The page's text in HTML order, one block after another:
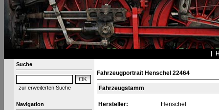
Suche
zur erweiterten Suche
Navigation
Fahrzeugportrait Henschel 22464
Fahrzeugstamm
Hersteller:
Henschel